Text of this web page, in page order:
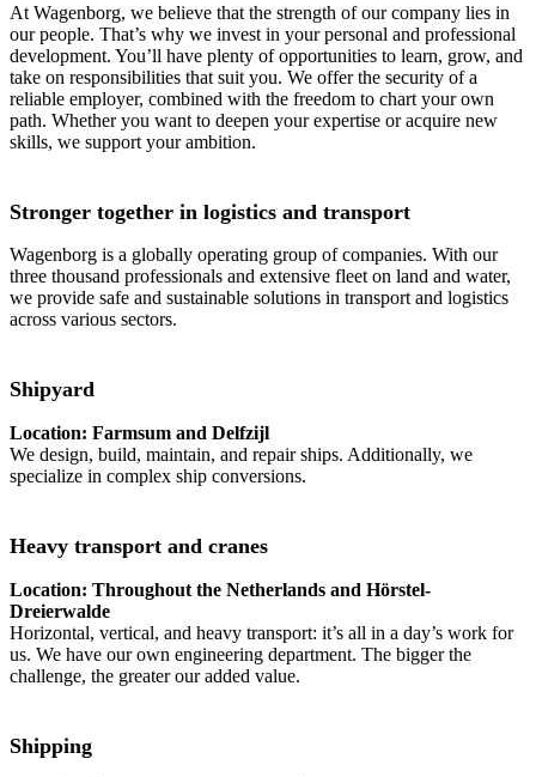
At Wagenborg, we believe that the strength of our company lies in
our people. That’s why we invest in your personal and professional
development. You’ll have plenty of opportunities to learn, grow, and
take on responsibilities that suit you. We offer the security of a
reliable employer, combined with the freedom to chart your own
path. Whether you want to deepen your expertise or acquire new
skills, we support your ambition.
Stronger together in logistics and transport
Wagenborg is a globally operating group of companies. With our
three thousand professionals and extensive fleet on land and water,
we provide safe and sustainable solutions in transport and logistics
across various sectors.
Shipyard
Location: Farmsum and Delfzijl
We design, build, maintain, and repair ships. Additionally, we
specialize in complex ship conversions.
Heavy transport and cranes
Location: Throughout the Netherlands and Hörstel-
Dreierwalde
Horizontal, vertical, and heavy transport: it’s all in a day’s work for
us. We have our own engineering department. The bigger the
challenge, the greater our added value.
Shipping